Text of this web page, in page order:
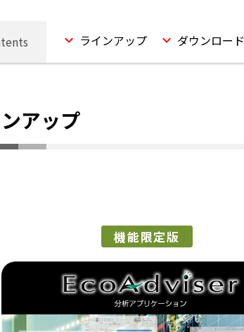
ラインアップ ダウンロード
アップ
機能限定版